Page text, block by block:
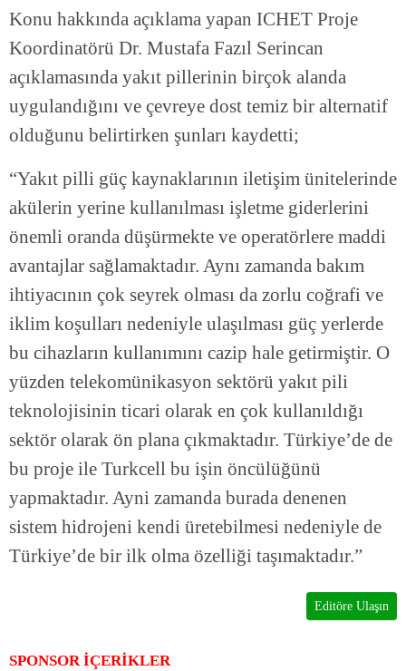
Konu hakkında açıklama yapan ICHET Proje
Koordinatörü Dr. Mustafa Fazıl Serincan
açıklamasında yakıt pillerinin birçok alanda
uygulandığını ve çevreye dost temiz bir alternatif
olduğunu belirtirken şunları kaydetti;
“Yakıt pilli güç kaynaklarının iletişim ünitelerinde
akülerin yerine kullanılması işletme giderlerini
önemli oranda düşürmekte ve operatörlere maddi
avantajlar sağlamaktadır. Aynı zamanda bakım
ihtiyacının çok seyrek olması da zorlu coğrafi ve
iklim koşulları nedeniyle ulaşılması güç yerlerde
bu cihazların kullanımını cazip hale getirmiştir. O
yüzden telekomünikasyon sektörü yakıt pili
teknolojisinin ticari olarak en çok kullanıldığı
sektör olarak ön plana çıkmaktadır. Türkiye’de de
bu proje ile Turkcell bu işin öncülüğünü
yapmaktadır. Ayni zamanda burada denenen
sistem hidrojeni kendi üretebilmesi nedeniyle de
Türkiye’de bir ilk olma özelliği taşımaktadır.”
Editöre Ulaşın
SPONSOR İÇERİKLER